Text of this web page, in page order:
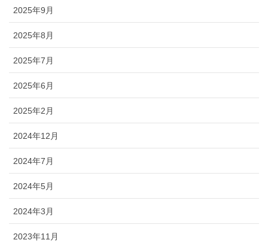
2025年9月
2025年8月
2025年7月
2025年6月
2025年2月
2024年12月
2024年7月
2024年5月
2024年3月
2023年11月